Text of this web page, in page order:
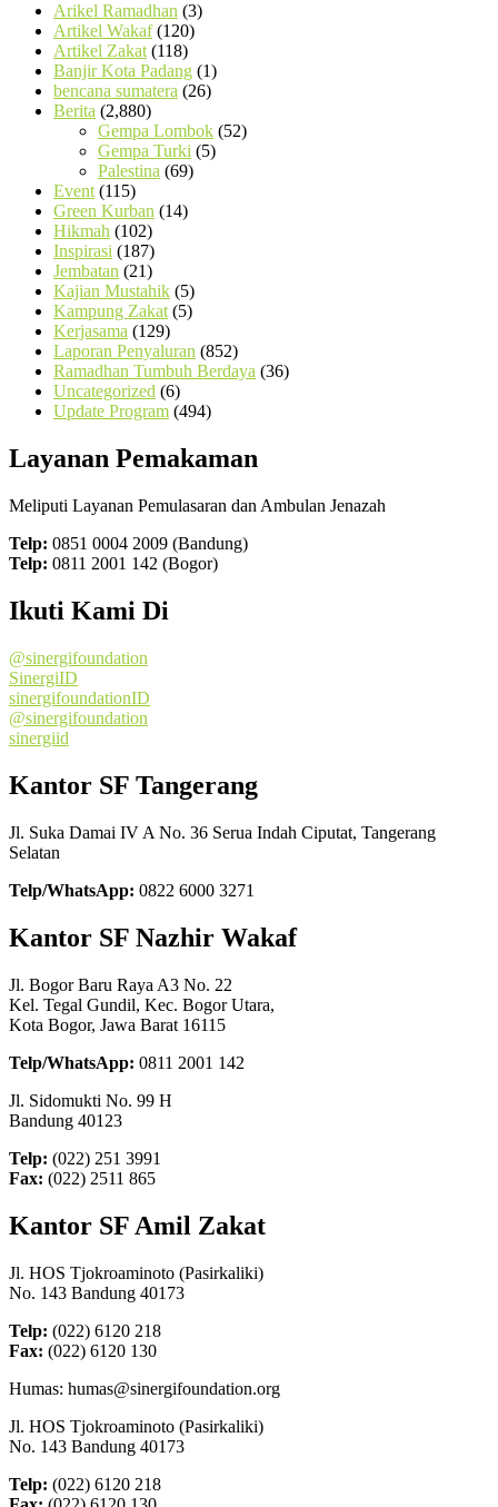
Arikel Ramadhan (3)
Artikel Wakaf(120)
Artikel Zakat(118)
Banjir Kota Padang (1)
bencana sumatera (26)
Berita (2,880)
Gempa Lombok (52)
Gempa Turki (5)
Palestina (69)
Event(115)
Green Kurban (14)
Hikmah (102)
Inspirasi (187)
Jembatan (21)
Kajian Mustahik (5)
Kampung Zakat(5)
Kerjasama (129)
Laporan Penyaluran (852)
Ramadhan Tumbuh Berdaya (36)
Uncategorized (6)
Update Program (494)
Layanan Pemakaman
Meliputi Layanan Pemulasaran dan Ambulan Jenazah
Telp: 0851 0004 2009 (Bandung)
Telp: 0811 2001 142 (Bogor)
Ikuti Kami Di
@sinergifoundation
SinergiID
sinergifoundationID
@sinergifoundation
sinergiid
Kantor SF Tangerang
Jl. Suka Damai IV A No. 36 Serua Indah Ciputat, Tangerang
Selatan
Telp/WhatsApp: 0822 6000 3271
Kantor SF Nazhir Wakaf
Jl. Bogor Baru Raya A3 No. 22
Kel. Tegal Gundil, Kec. Bogor Utara,
Kota Bogor, Jawa Barat 16115
Telp/WhatsApp: 0811 2001 142
Jl. Sidomukti No. 99 H
Bandung 40123
Telp: (022) 251 3991
Fax: (022) 2511 865
Kantor SF Amil Zakat
Jl. HOS Tjokroaminoto (Pasirkaliki)
No. 143 Bandung 40173
Telp: (022) 6120 218
Fax: (022) 6120 130
Humas: humas@sinergifoundation.org
Jl. HOS Tjokroaminoto (Pasirkaliki)
No. 143 Bandung 40173
Telp: (022) 6120 218